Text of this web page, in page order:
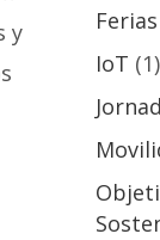
y
IoT (1)